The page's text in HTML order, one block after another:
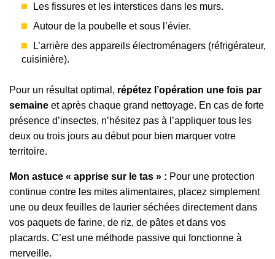
Les fissures et les interstices dans les murs.
Autour de la poubelle et sous l’évier.
L’arrière des appareils électroménagers (réfrigérateur,
cuisinière).
Pour un résultat optimal, répétez l’opération une fois par
semaine et après chaque grand nettoyage. En cas de forte
présence d’insectes, n’hésitez pas à l’appliquer tous les
deux ou trois jours au début pour bien marquer votre
territoire.
Mon astuce « apprise sur le tas » : Pour une protection
continue contre les mites alimentaires, placez simplement
une ou deux feuilles de laurier séchées directement dans
vos paquets de farine, de riz, de pâtes et dans vos
placards. C’est une méthode passive qui fonctionne à
merveille.